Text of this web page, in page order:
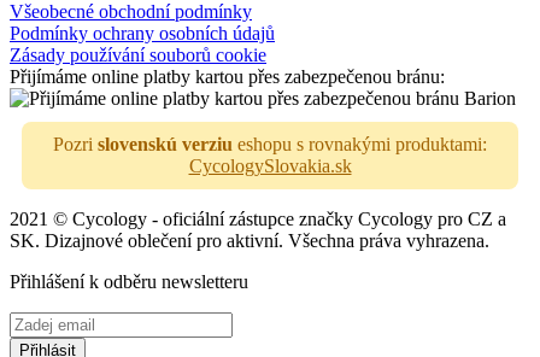
Všeobecné obchodní podmínky
Podmínky ochrany osobních údajů
Zásady používání souborů cookie
Přijímáme online platby kartou přes zabezpečenou bránu:
Pozri slovenskú verziu eshopu s rovnakými produktami:
CycologySlovakia.sk
2021 © Cycology - oficiální zástupce značky Cycology pro CZ a
SK. Dizajnové oblečení pro aktivní. Všechna práva vyhrazena.
Přihlášení k odběru newsletteru